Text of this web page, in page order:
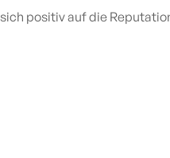
positiv auf die